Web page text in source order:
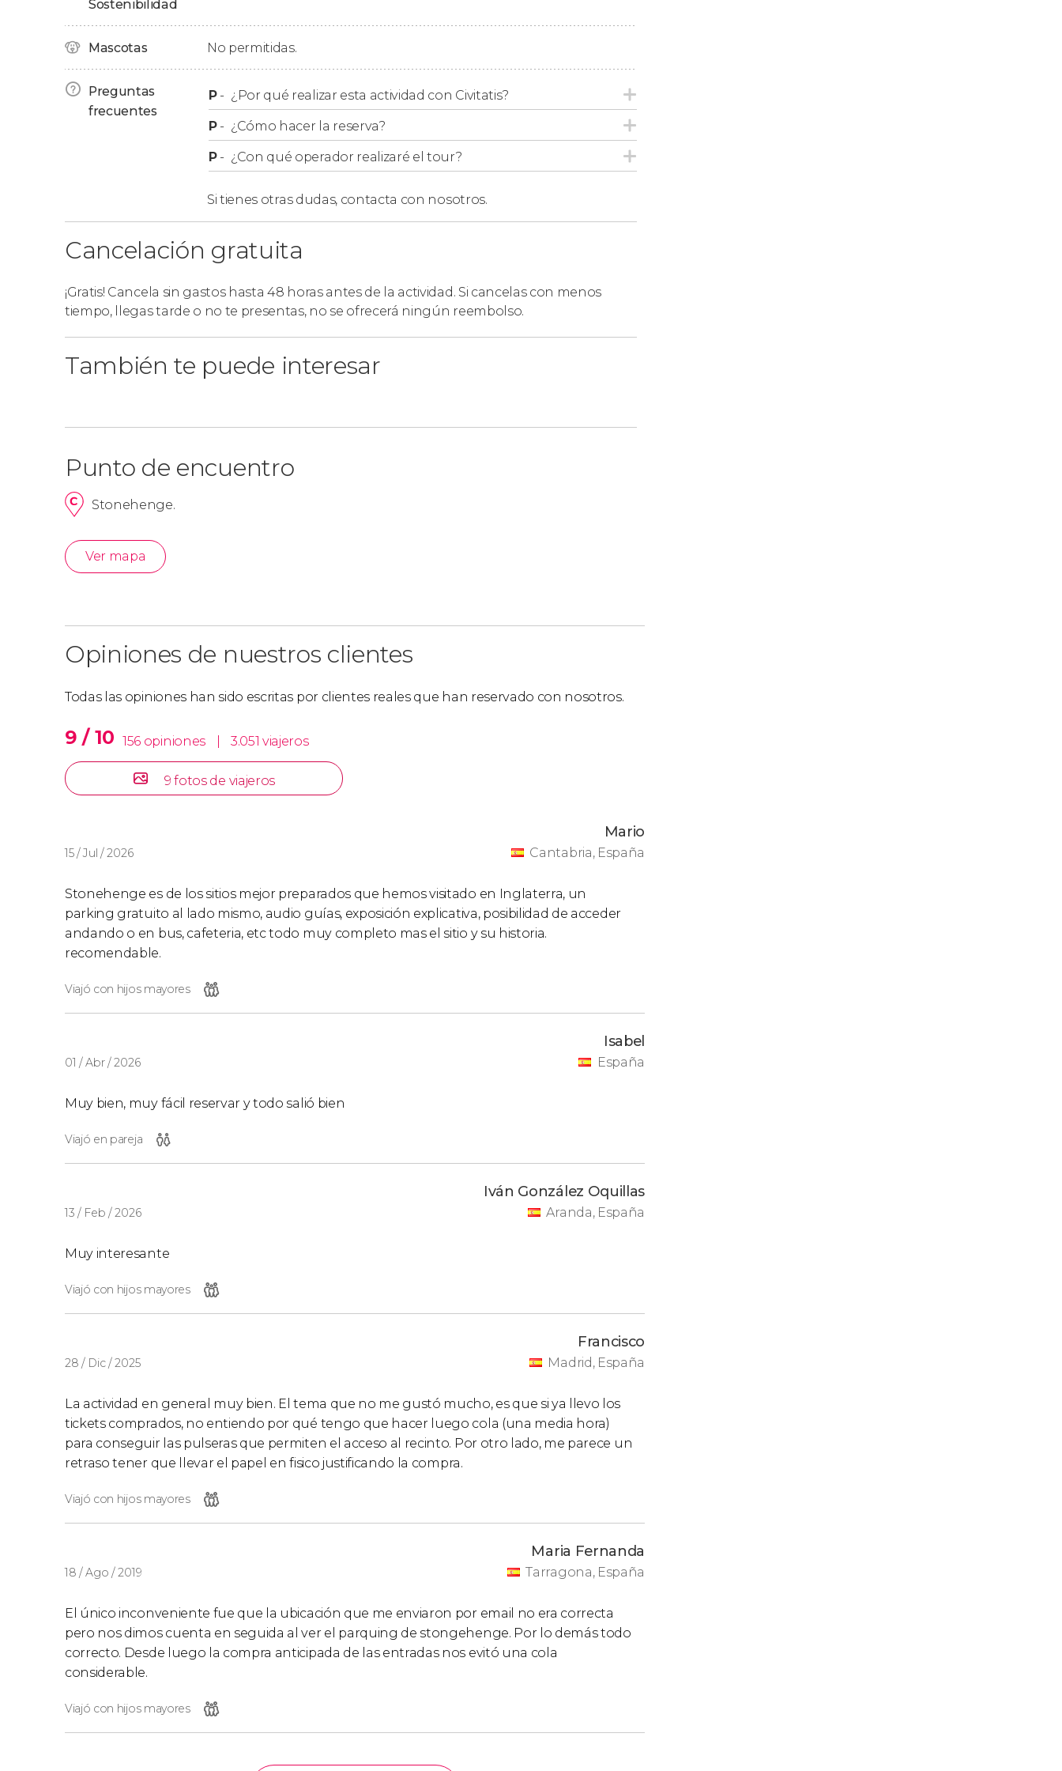
Ticket familiar
A la hora de reservar, podréis seleccionar el ticket familiar, válido para 2 adultos y 3 niños de
5 a 17 años.
Sostenibilidad
Mascotas No permitidas.
Preguntas
frecuentes
P- ¿Por qué realizar esta actividad con Civitatis?
P- ¿Cómo hacer la reserva?
P- ¿Con qué operador realizaré el tour?
Si tienes otras dudas, contacta con nosotros.
Cancelación gratuita
¡Gratis! Cancela sin gastos hasta 48 horas antes de la actividad. Si cancelas con menos
tiempo, llegas tarde o no te presentas, no se ofrecerá ningún reembolso.
También te puede interesar
Punto de encuentro
Stonehenge.
Ver mapa
Opiniones de nuestros clientes
Todas las opiniones han sido escritas por clientes reales que han reservado con nosotros.
9 / 10 156 opiniones 3.051 viajeros
9 fotos de viajeros
15 / Jul / 2026
Mario
Cantabria, España
Stonehenge es de los sitios mejor preparados que hemos visitado en Inglaterra, un
parking gratuito al lado mismo, audio guías, exposición explicativa, posibilidad de acceder
andando o en bus, cafeteria, etc todo muy completo mas el sitio y su historia.
recomendable.
Viajó con hijos mayores
01 / Abr / 2026
Isabel
España
Muy bien, muy fácil reservar y todo salió bien
Viajó en pareja
13 / Feb / 2026
Iván González Oquillas
Aranda, España
Muy interesante
Viajó con hijos mayores
28 / Dic / 2025
Francisco
Madrid, España
La actividad en general muy bien. El tema que no me gustó mucho, es que si ya llevo los
tickets comprados, no entiendo por qué tengo que hacer luego cola (una media hora)
para conseguir las pulseras que permiten el acceso al recinto. Por otro lado, me parece un
retraso tener que llevar el papel en fisico justificando la compra.
Viajó con hijos mayores
18 / Ago / 2019
Maria Fernanda
Tarragona, España
El único inconveniente fue que la ubicación que me enviaron por email no era correcta
pero nos dimos cuenta en seguida al ver el parquing de stongehenge. Por lo demás todo
correcto. Desde luego la compra anticipada de las entradas nos evitó una cola
considerable.
Viajó con hijos mayores